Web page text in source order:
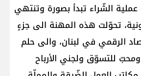
الشّراء تبدأ بصورة وتنتهي
تحوّلت هذه المهنة الى جزءٍ
الرقمي في لبنان، والى حلم
للتسوّق ولجني الأرباح